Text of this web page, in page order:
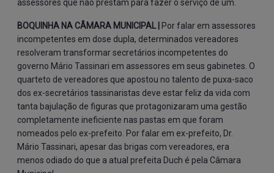
assessores que não prestam para fazer o serviço de um.
BOQUINHA NA CÂMARA MUNICIPAL | Por falar em assessores
incompetentes em dose dupla, determinados vereadores
resolveram transformar secretários incompetentes do
governo Mário Tassinari em assessores em seus gabinetes. O
quarteto de vereadores que apostou no talento de puxa-saco
dos ex-secretários tassinaristas deve estar feliz da vida com
tanta bajulação de figuras que protagonizaram uma gestão
completamente ineficiente nas pastas em que foram
nomeados pelo ex-prefeito. Por falar em ex-prefeito, Dr.
Mário Tassinari, apesar das brigas com vereadores, era
menos odiado do que a atual prefeita Duch é pela Câmara